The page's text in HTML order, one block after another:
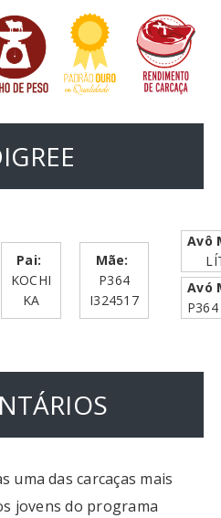
Pai:
KOCHI
KA
Mãe:
P364
I324517
Avô
Avó
uma das carcaças mais
jovens do programa